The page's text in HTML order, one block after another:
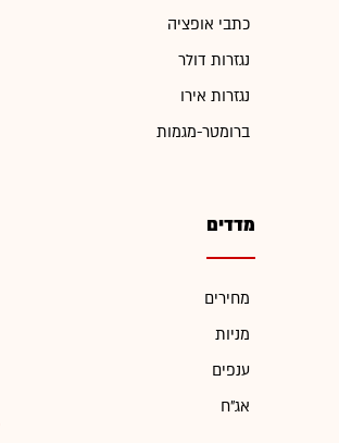
כתבי אופציה
נגזרות דולר
נגזרות אירו
ברומטר-מגמות
מדדים
מחירים
מניות
ענפים
אג"ח